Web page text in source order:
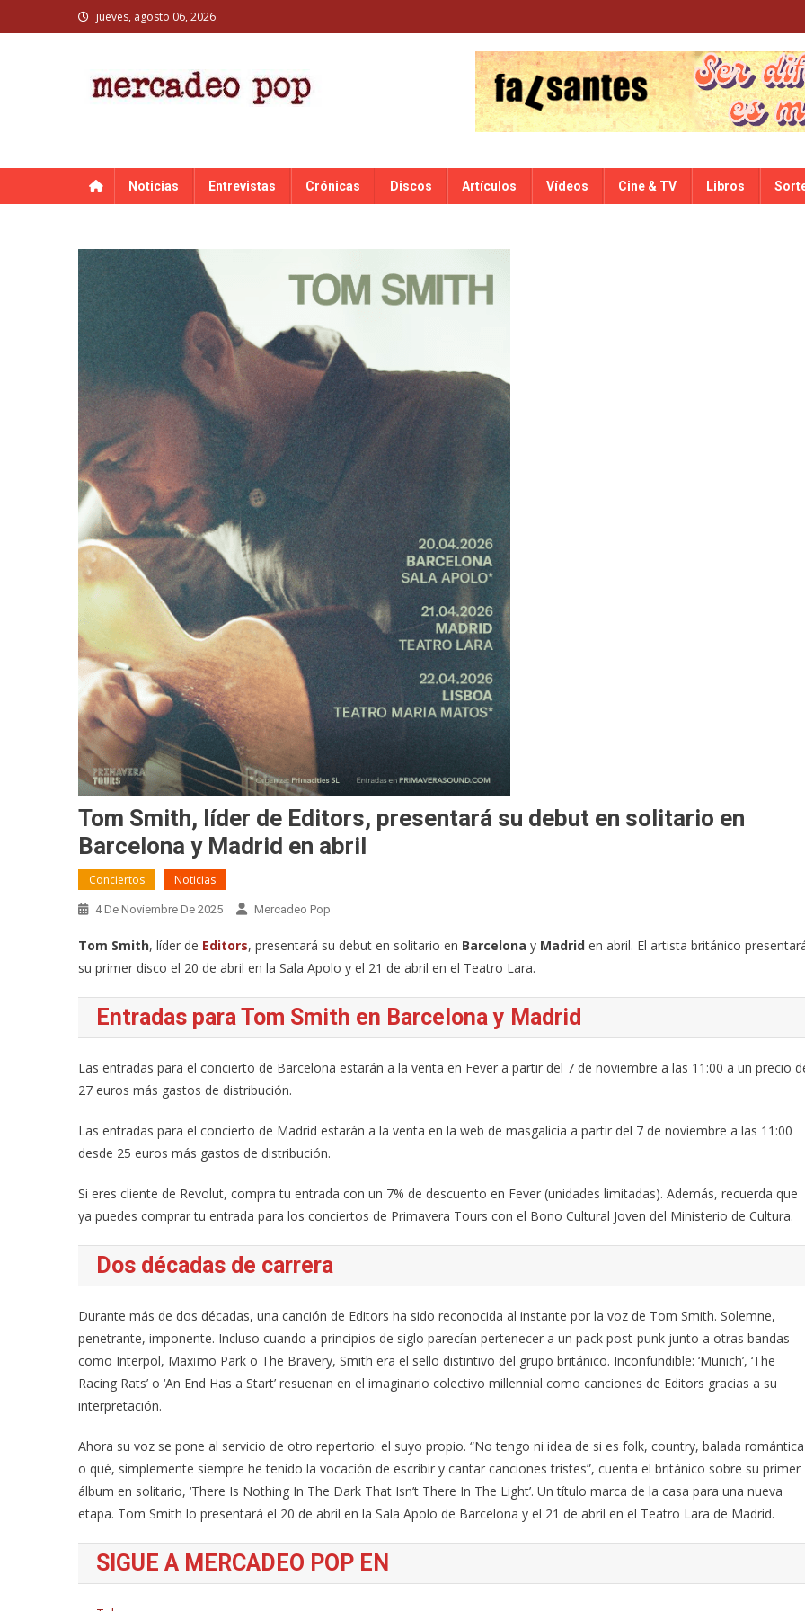
to
jueves, agosto 06, 2026
Noticias Entrevistas Crónicas Discos Artículos Vídeos Cine & TV Libros
Tom Smith, líder de Editors, presentará su debut en solitario en
Barcelona y Madrid en abril
Conciertos Noticias
4 De Noviembre De 2025 Mercadeo Pop
Tom Smith, líder de Editors, presentará su debut en solitario en Barcelona y Madrid en abril. El artista británico
su primer disco el 20 de abril en la Sala Apolo y el 21 de abril en el Teatro Lara.
Entradas para Tom Smith en Barcelona y Madrid
Las entradas para el concierto de Barcelona estarán a la venta en Fever a partir del 7 de noviembre a las 11:00 a un precio
27 euros más gastos de distribución.
Las entradas para el concierto de Madrid estarán a la venta en la web de masgalicia a partir del 7 de noviembre a las 11:00
desde 25 euros más gastos de distribución.
Si eres cliente de Revolut, compra tu entrada con un 7% de descuento en Fever (unidades limitadas). Además, recuerda que
ya puedes comprar tu entrada para los conciertos de Primavera Tours con el Bono Cultural Joven del Ministerio de Cultura.
Dos décadas de carrera
Durante más de dos décadas, una canción de Editors ha sido reconocida al instante por la voz de Tom Smith. Solemne,
penetrante, imponente. Incluso cuando a principios de siglo parecían pertenecer a un pack post-punk junto a otras bandas
como Interpol, Maxïmo Park o The Bravery, Smith era el sello distintivo del grupo británico. Inconfundible: ‘Munich’, ‘The
Racing Rats’ o ‘An End Has a Start’ resuenan en el imaginario colectivo millennial como canciones de Editors gracias a su
interpretación.
Ahora su voz se pone al servicio de otro repertorio: el suyo propio. “No tengo ni idea de si es folk, country, balada romántica
o qué, simplemente siempre he tenido la vocación de escribir y cantar canciones tristes”, cuenta el británico sobre su primer
álbum en solitario, ‘There Is Nothing In The Dark That Isn’t There In The Light’. Un título marca de la casa para una nueva
etapa. Tom Smith lo presentará el 20 de abril en la Sala Apolo de Barcelona y el 21 de abril en el Teatro Lara de Madrid.
SIGUE A MERCADEO POP EN